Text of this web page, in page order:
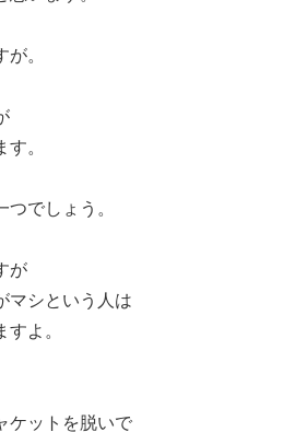
が。
す。
つでしょう。
が
マシという人は
すよ。
ケットを脱いで